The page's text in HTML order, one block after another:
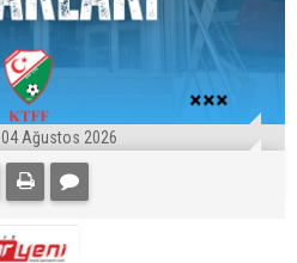
04 Ağustos 2026